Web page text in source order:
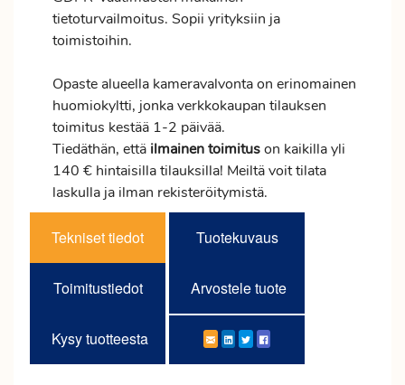
tietoturvailmoitus. Sopii yrityksiin ja
toimistoihin.
Opaste alueella kameravalvonta on erinomainen
huomiokyltti, jonka verkkokaupan tilauksen
toimitus kestää 1-2 päivää.
Tiedäthän, että ilmainentoimituson kaikilla yli
140 € hintaisilla tilauksilla! Meiltä voit tilata
laskulla ja ilman rekisteröitymistä.
Tekniset tiedot Tuotekuvaus
Toimitustiedot Arvostele tuote
Kysy tuotteesta